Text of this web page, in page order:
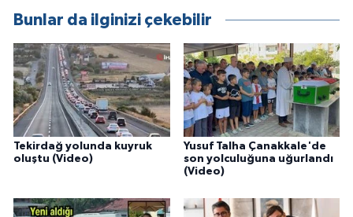
Bunlar da ilginizi çekebilir
Tekirdağ yolunda kuyruk
oluştu (Video)
Yusuf Talha Çanakkale'de
son yolculuğuna uğurlandı
(Video)